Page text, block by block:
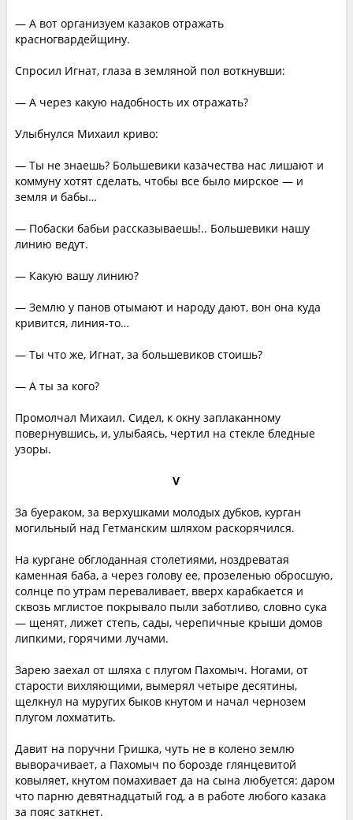
— А вот организуем казаков отражать
красногвардейщину.
Спросил Игнат, глаза в земляной пол воткнувши:
— А через какую надобность их отражать?
Улыбнулся Михаил криво:
— Ты не знаешь? Большевики казачества нас лишают и
коммуну хотят сделать, чтобы все было мирское — и
земля и бабы…
— Побаски бабьи рассказываешь!.. Большевики нашу
линию ведут.
— Какую вашу линию?
— Землю у панов отымают и народу дают, вон она куда
кривится, линия-то…
— Ты что же, Игнат, за большевиков стоишь?
— А ты за кого?
Промолчал Михаил. Сидел, к окну заплаканному
повернувшись, и, улыбаясь, чертил на стекле бледные
узоры.
V
За буераком, за верхушками молодых дубков, курган
могильный над Гетманским шляхом раскорячился.
На кургане обглоданная столетиями, ноздреватая
каменная баба, а через голову ее, прозеленью обросшую,
солнце по утрам переваливает, вверх карабкается и
сквозь мглистое покрывало пыли заботливо, словно сука
— щенят, лижет степь, сады, черепичные крыши домов
липкими, горячими лучами.
Зарею заехал от шляха с плугом Пахомыч. Ногами, от
старости вихляющими, вымерял четыре десятины,
щелкнул на муругих быков кнутом и начал чернозем
плугом лохматить.
Давит на поручни Гришка, чуть не в колено землю
выворачивает, а Пахомыч по борозде глянцевитой
ковыляет, кнутом помахивает да на сына любуется: даром
что парню девятнадцатый год, а в работе любого казака
за пояс заткнет.